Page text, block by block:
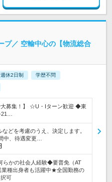
プ／ 空輸中心の【物流総合
休2日制 学歴不問
大募集！】 ☆U・Iターン歓迎 ◆東
どを考慮のうえ、決定します。
中、待遇変更…
らかの社会人経験◆要普免（AT
種出身者も活躍中★全国勤務の
可